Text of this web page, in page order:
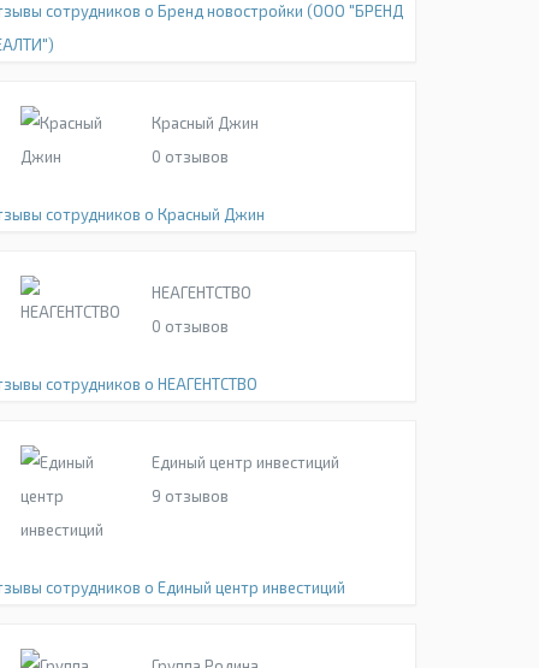
сотрудников о Бренд новостройки (ООО "БРЕНД
Красный Джин
0 отзывов
сотрудников о Красный Джин
НЕАГЕНТСТВО
0 отзывов
сотрудников о НЕАГЕНТСТВО
Единый центр инвестиций
9 отзывов
сотрудников о Единый центр инвестиций